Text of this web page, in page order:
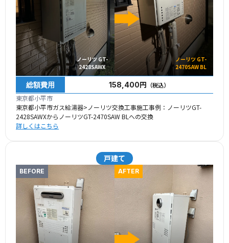
ノーリツ GT-
2428SAWX
ノーリツ GT-
2470SAW BL
総額費用 158,400円 （税込）
東京都小平市
東京都小平市ガス給湯器>ノーリツ交換工事施工事例：ノーリツGT-
2428SAWXからノーリツGT-2470SAW BLへの交換
詳しくはこちら
戸建て
BEFORE AFTER